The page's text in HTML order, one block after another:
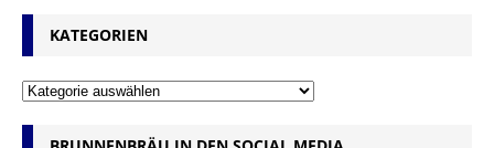
KATEGORIEN